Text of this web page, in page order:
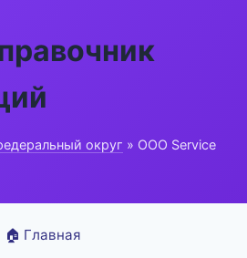
округ » ООО Service
🏠 Главная